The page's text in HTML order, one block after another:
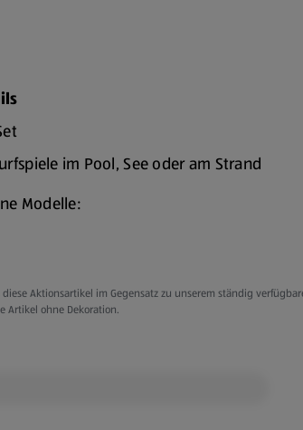
im Pool, See oder am Strand
Modelle:
/ 17 cm
diese Aktionsartikel im Gegensatz zu unserem ständig
Artikel ohne Dekoration.